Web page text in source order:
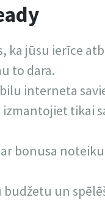
ka jūsu ierīce
to dara.
interneta
tikai
bonusa
budžetu un